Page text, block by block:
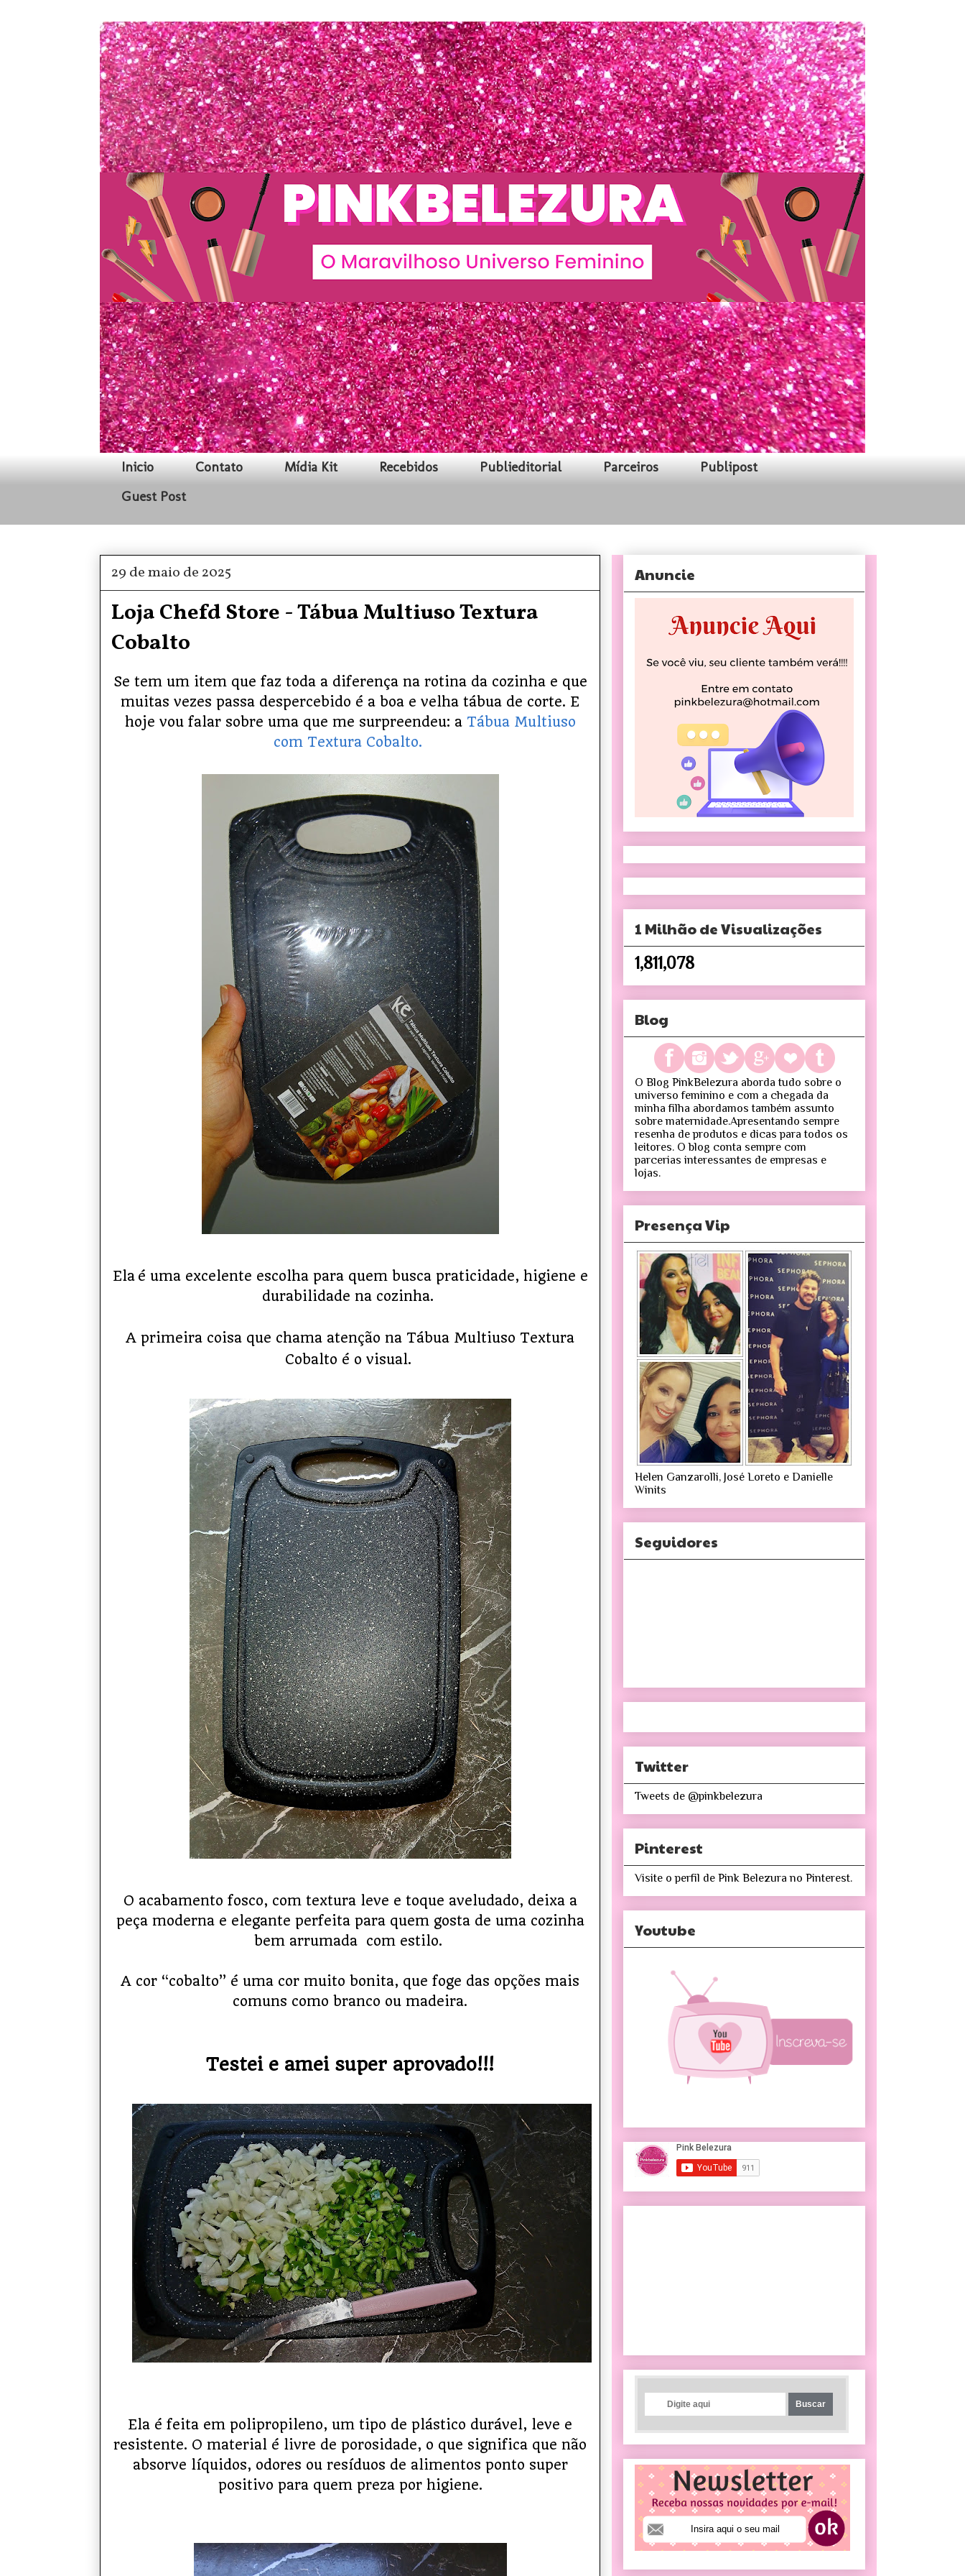
Inicio Contato Mídia Kit Recebidos Publieditorial Parceiros
Publipost
Guest Post
29 de maio de 2025
Loja Chefd Store - Tábua Multiuso Textura
Cobalto
Se tem um item que faz toda a diferença na rotina da cozinha e que
muitas vezes passa despercebido é a boa e velha tábua de corte. E
hoje vou falar sobre uma que me surpreendeu: a Tábua Multiuso
com Textura Cobalto.
Ela é uma excelente escolha para quem busca praticidade, higiene e
durabilidade na cozinha.
A primeira coisa que chama atenção na Tábua Multiuso Textura
Cobalto é o visual.
O acabamento fosco, com textura leve e toque aveludado, deixa a
peça moderna e elegante perfeita para quem gosta de uma cozinha
bem arrumada com estilo.
A cor “cobalto” é uma cor muito bonita, que foge das opções mais
comuns como branco ou madeira.
Testei e amei super aprovado!!!
Ela é feita em polipropileno, um tipo de plástico durável, leve e
resistente. O material é livre de porosidade, o que significa que não
absorve líquidos, odores ou resíduos de alimentos ponto super
positivo para quem preza por higiene.
Anuncie
1 Milhão de Visualizações
1,811,078
Blog
O Blog PinkBelezura aborda tudo sobre o
universo feminino e com a chegada da
minha filha abordamos também assunto
sobre maternidade.Apresentando sempre
resenha de produtos e dicas para todos os
leitores. O blog conta sempre com
parcerias interessantes de empresas e
lojas.
Presença Vip
Helen Ganzarolli, José Loreto e Danielle
Winits
Seguidores
Twitter
Tweets de @pinkbelezura
Pinterest
Visite o perfil de Pink Belezura no Pinterest.
Youtube